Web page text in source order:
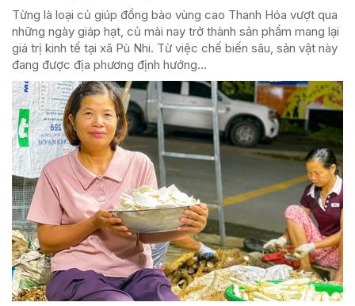
Từng là loại củ giúp đồng bào vùng cao Thanh Hóa vượt qua
những ngày giáp hạt, củ mài nay trở thành sản phẩm mang lại
giá trị kinh tế tại xã Pù Nhi. Từ việc chế biến sâu, sản vật này
đang được địa phương định hướng...